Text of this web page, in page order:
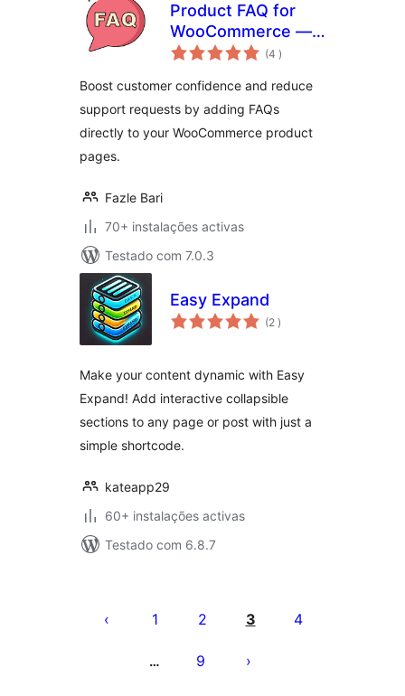
Product FAQ for
WooCommerce —
Tab & Accordion
(4 classificações
)
Boost customer confidence and reduce
support requests by adding FAQs
directly to your WooCommerce product
pages.
Fazle Bari
70+ instalações activas
Testado com 7.0.3
Easy Expand
(2 classificações
)
Make your content dynamic with Easy
Expand! Add interactive collapsible
sections to any page or post with just a
simple shortcode.
kateapp29
60+ instalações activas
Testado com 6.8.7
dos
1 2 3 4
… 9